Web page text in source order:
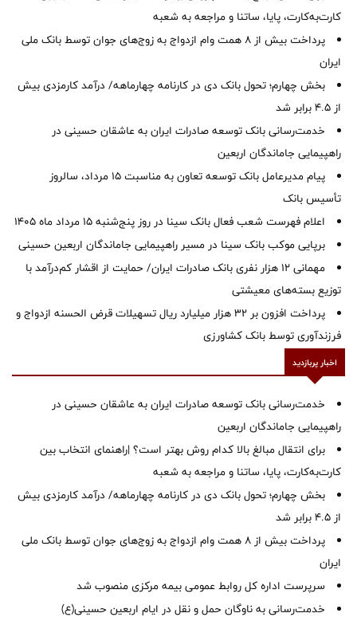
کارت‌به‌کارت، پایا، ساتنا و مراجعه به شعبه
پرداخت بیش از ۸ همت وام ازدواج به زوج‌های جوان توسط بانک ملی
ایران
بخش چهارم؛ تحول بانک دی در کارنامه چهارماهه/ درآمد کارمزدی بیش
از ۴.۵ برابر شد
خدمت‌رسانی بانک توسعه صادرات ایران به عاشقان حسینی در
راهپیمایی جاماندگان اربعین
پیام مدیرعامل بانک توسعه تعاون به مناسبت 15 مرداد، سالروز
تأسیس بانک
اعلام فهرست شعب فعال بانک سینا در روز پنج‌شنبه 15 مرداد ماه 1405
برپایی موکب بانک سینا در مسیر راهپیمایی جاماندگان اربعین حسینی
مهمانی ۱۲ هزار نفری بانک صادرات ایران/ حمایت از اقشار کم‌درآمد با
توزیع بسته‌های معیشتی
پرداخت افزون بر 32 هزار میلیارد ریال تسهیلات قرض الحسنه ازدواج و
فرزندآوری توسط بانک کشاورزی
اخبار پربازدید
خدمت‌رسانی بانک توسعه صادرات ایران به عاشقان حسینی در
راهپیمایی جاماندگان اربعین
برای انتقال مبالغ بالا کدام روش بهتر است؟ |راهنمای انتخاب بین
کارت‌به‌کارت، پایا، ساتنا و مراجعه به شعبه
بخش چهارم؛ تحول بانک دی در کارنامه چهارماهه/ درآمد کارمزدی بیش
از ۴.۵ برابر شد
پرداخت بیش از ۸ همت وام ازدواج به زوج‌های جوان توسط بانک ملی
ایران
سرپرست اداره کل روابط عمومی بیمه مرکزی منصوب شد
خدمت‌رسانی به ناوگان حمل و نقل در ایام اربعین حسینی(ع)